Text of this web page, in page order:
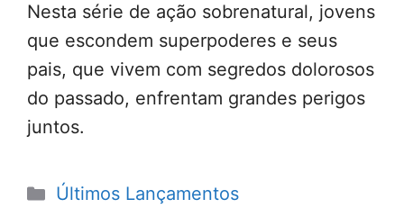
Nesta série de ação sobrenatural, jovens
que escondem superpoderes e seus
pais, que vivem com segredos dolorosos
do passado, enfrentam grandes perigos
juntos.
Categorias
Últimos Lançamentos